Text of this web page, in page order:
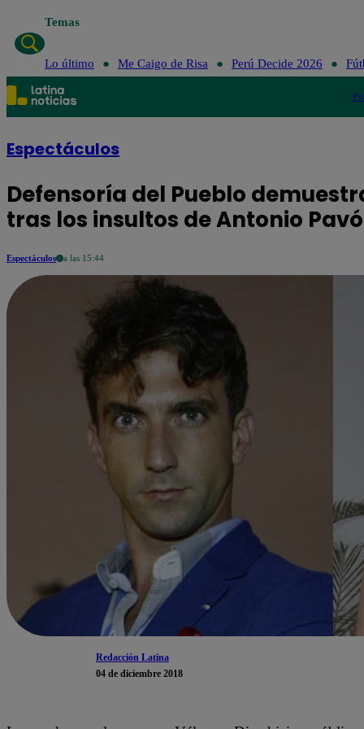
Temas
Lo último Me Caigo de Risa Perú Decide 2026
Espectáculos
Defensoría del Pueblo
tras los insultos de Antonio
Espectáculos a las 15:44
Redacción Latina
04 de diciembre 2018